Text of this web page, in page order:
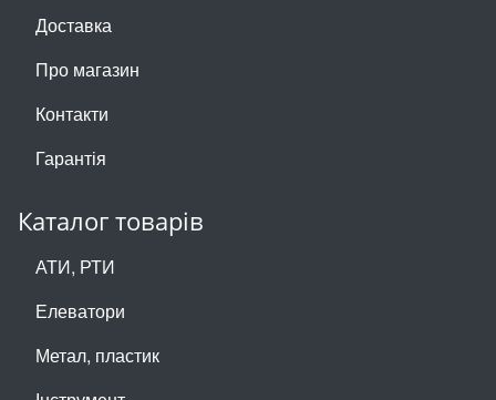
Доставка
Про магазин
Контакти
Гарантія
Каталог товарів
АТИ, РТИ
Елеватори
Метал, пластик